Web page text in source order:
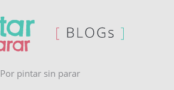
Por pintar sin parar